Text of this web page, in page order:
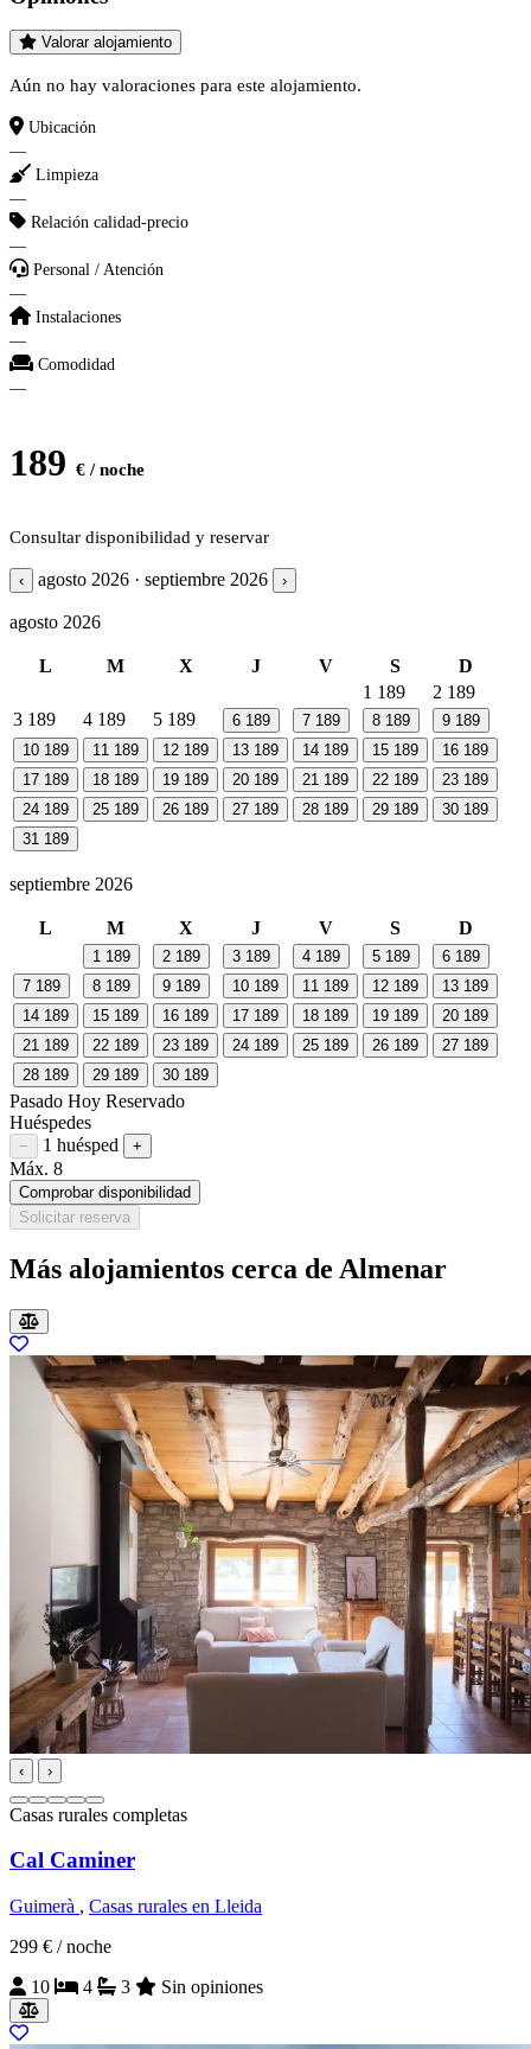
Valorar alojamiento
Aún no hay valoraciones para este alojamiento.
Ubicación
—
Limpieza
—
Relación calidad-precio
—
Personal / Atención
—
Instalaciones
—
Comodidad
—
189 € / noche
Consultar disponibilidad y reservar
‹ agosto 2026 · septiembre 2026 ›
agosto 2026
L M X J V S
D
1 189 2 189
3 189 4 189 5 189 6 189 7 189 8 189 9 189
10 189 11 189 12 189 13 189 14 189 15 189 16 189
17 189 18 189 19 189 20 189 21 189 22 189 23 189
24 189 25 189 26 189 27 189 28 189 29 189 30 189
31 189
septiembre 2026
L M X J V S D
1 189 2 189 3 189 4 189 5 189 6 189
7 189 8 189 9 189 10 189 11 189 12 189 13 189
14 189 15 189 16 189 17 189 18 189 19 189 20 189
21 189 22 189 23 189 24 189 25 189 26 189 27 189
28 189 29 189 30 189
Pasado Hoy Reservado
Huéspedes
Restar huésped
− 1 huésped Sumar huésped
+
Máx. 8
Comprobar disponibilidad
Solicitar reserva
Más alojamientos cerca de Almenar
‹ ›
Casas rurales completas
Cal Caminer
Guimerà , Casas rurales en Lleida
299 € / noche
10
4 3 Sin opiniones